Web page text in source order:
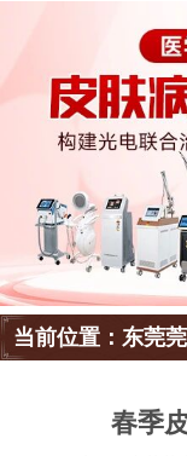
当前位置：东莞
春季